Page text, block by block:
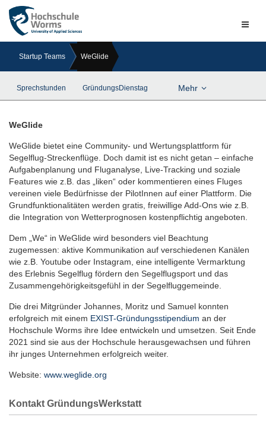
Startup Teams WeGlide
Sprechstunden GründungsDienstag Mehr
WeGlide
WeGlide bietet eine Community- und Wertungsplattform für
Segelflug-Streckenflüge. Doch damit ist es nicht getan – einfache
Aufgabenplanung und Fluganalyse, Live-Tracking und soziale
Features wie z.B. das „liken“ oder kommentieren eines Fluges
vereinen viele Bedürfnisse der PilotInnen auf einer Plattform. Die
Grundfunktionalitäten werden gratis, freiwillige Add-Ons wie z.B.
die Integration von Wetterprognosen kostenpflichtig angeboten.
Dem „We“ in WeGlide wird besonders viel Beachtung
zugemessen: aktive Kommunikation auf verschiedenen Kanälen
wie z.B. Youtube oder Instagram, eine intelligente Vermarktung
des Erlebnis Segelflug fördern den Segelflugsport und das
Zusammengehörigkeitsgefühl in der Segelfluggemeinde.
Die drei Mitgründer Johannes, Moritz und Samuel konnten
erfolgreich mit einem EXIST-Gründungsstipendium an der
Hochschule Worms ihre Idee entwickeln und umsetzen. Seit Ende
2021 sind sie aus der Hochschule herausgewachsen und führen
ihr junges Unternehmen erfolgreich weiter.
Website: www.weglide.org
Kontakt GründungsWerkstatt